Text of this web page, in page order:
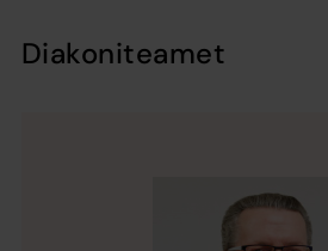
Diakoniteamet